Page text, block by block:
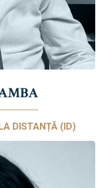
DISTANȚĂ (ID)